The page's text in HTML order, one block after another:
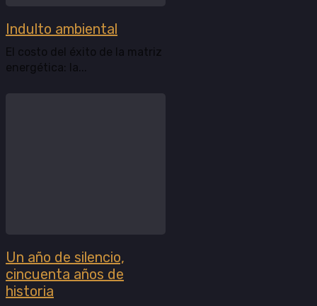
Indulto ambiental
El costo del éxito de la matriz
energética: la...
Un año de silencio,
cincuenta años de
historia